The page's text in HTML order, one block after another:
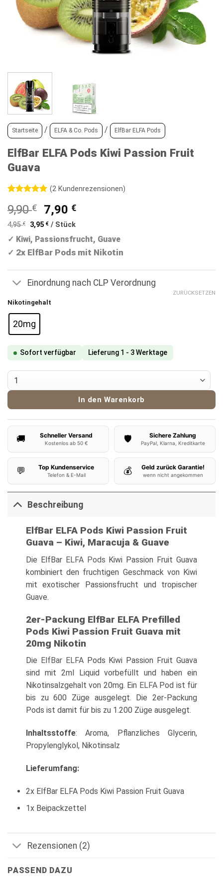
Startseite / ELFA & Co. Pods / ElfBar ELFA Pods
ElfBar ELFA Pods Kiwi Passion Fruit
Guava
mit5von
5, basierend
auf
(2Kundenrezensionen)
9,90€
Ursprünglicher
Preis
war:
9,90 €
7,90 €Aktueller
ist:
7,90 €.
4,95€ 3,95€ / Stück
✓ Kiwi, Passionsfrucht, Guave
✓ 2x ElfBar Pods mit Nikotin
Einordnung nach CLP Verordnung
Nikotingehalt
20mg
ZURÜCKSETZEN
Sofort verfügbar Lieferung 1 - 3 Werktage
ElfBar ELFA Pods Kiwi Passion Fruit Guava Menge
In den Warenkorb
🚚 Schneller Versand
Kostenlos ab 50 € 🛡️ Sichere Zahlung
PayPal, Klarna, Kreditkarte
💬 Top Kundenservice
Telefon & E-Mail 💰 Geld zurück Garantie!
wenn nicht angekommen
Beschreibung
ElfBar ELFA Pods Kiwi Passion Fruit
Guava – Kiwi, Maracuja & Guave
Die ElfBar ELFA Pods Kiwi Passion Fruit Guava
kombiniert den fruchtigen Geschmack von Kiwi
mit exotischer Passionsfrucht und tropischer
Guave.
2er-Packung ElfBar ELFA Prefilled
Pods Kiwi Passion Fruit Guava mit
20mg Nikotin
Die ElfBar ELFAPods Kiwi Passion Fruit Guava
sind mit 2ml Liquid vorbefüllt und haben ein
Nikotinsalzgehalt von 20mg. Ein ELFAPod ist für
bis zu 600 Züge ausgelegt. Die 2er-Packung
Pods ist damit für bis zu 1.200 Züge ausgelegt.
Inhaltsstoffe: Aroma, Pflanzliches Glycerin,
Propylenglykol, Nikotinsalz
Lieferumfang:
2x ElfBar ELFA Pods Kiwi Passion Fruit Guava
1x Beipackzettel
Rezensionen (2)
PASSEND DAZU